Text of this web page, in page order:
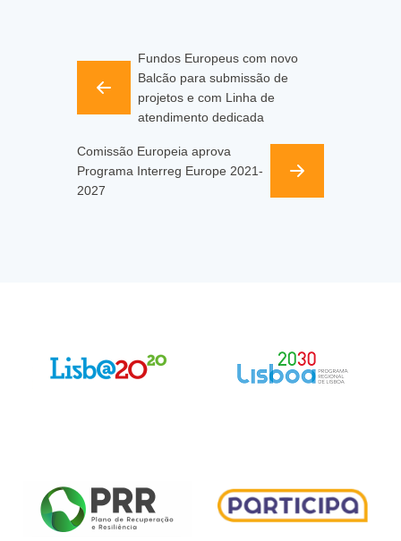
Fundos Europeus com novo
Balcão para submissão de
projetos e com Linha de
atendimento dedicada
Comissão Europeia aprova
Programa Interreg Europe 2021-
2027